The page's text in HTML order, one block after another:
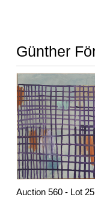
Günther
Auction 560 - Lot 25